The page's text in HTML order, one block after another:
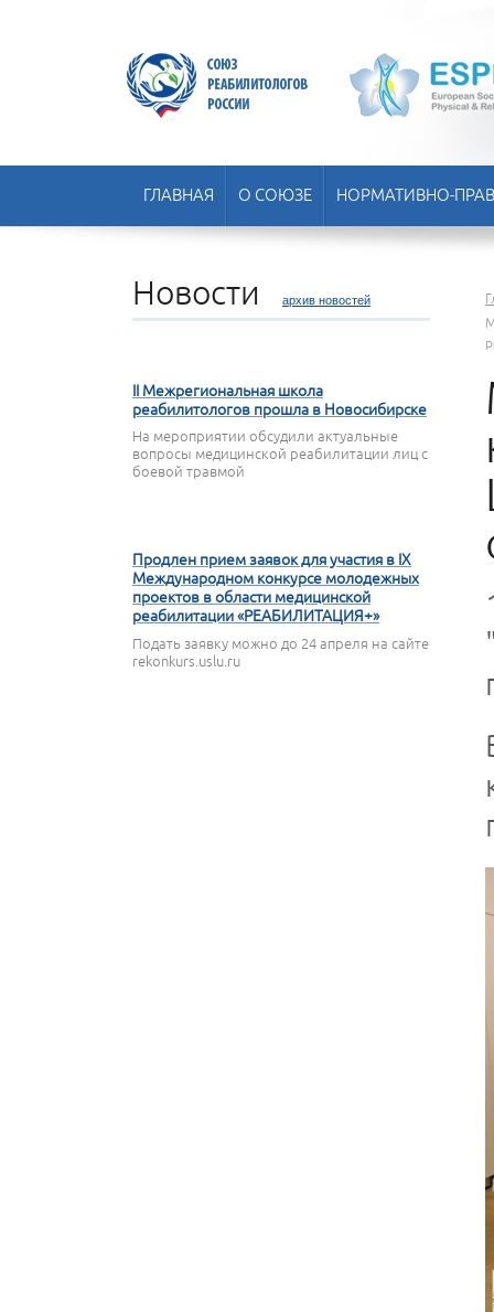
ГЛАВНАЯ О СОЮЗЕ НОРМАТИВНО-
Новости архив новостей
II Межрегиональная школа
реабилитологов прошла в Новосибирске
На мероприятии обсудили актуальные
вопросы медицинской реабилитации лиц с
боевой травмой
Продлен прием заявок для участия в IX
Международном конкурсе молодежных
проектов в области медицинской
реабилитации «РЕАБИЛИТАЦИЯ+»
Подать заявку можно до 24 апреля на сайте
rekonkurs.uslu.ru